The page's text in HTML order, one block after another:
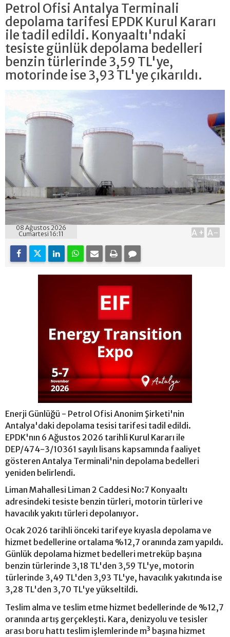
Petrol Ofisi Antalya Terminali
depolama tarifesi EPDK Kurul Kararı
ile tadil edildi. Konyaaltı'ndaki
tesiste günlük depolama bedelleri
benzin türlerinde 3,59 TL'ye,
motorinde ise 3,93 TL'ye çıkarıldı.
08 Ağustos 2026
Cumartesi 16:11
A+ A-
Enerji Günlüğü - Petrol Ofisi Anonim Şirketi'nin
Antalya'daki depolama tesisi tarifesi tadil edildi.
EPDK'nın 6 Ağustos 2026 tarihli Kurul Kararı ile
DEP/474-3/10361 sayılı lisans kapsamında faaliyet
gösteren Antalya Terminali'nin depolama bedelleri
yeniden belirlendi.
Liman Mahallesi Liman 2 Caddesi No:7 Konyaaltı
adresindeki tesiste benzin türleri, motorin türleri ve
havacılık yakıtı türleri depolanıyor.
Ocak 2026 tarihli önceki tarifeye kıyasla depolama ve
hizmet bedellerine ortalama %12,7 oranında zam yapıldı.
Günlük depolama hizmet bedelleri metreküp başına
benzin türlerinde 3,18 TL'den 3,59 TL'ye, motorin
türlerinde 3,49 TL'den 3,93 TL'ye, havacılık yakıtında ise
3,28 TL'den 3,70 TL'ye yükseltildi.
Teslim alma ve teslim etme hizmet bedellerinde de %12,7
oranında artış gerçekleşti. Kara, denizyolu ve tesisler
arası boru hattı teslim işlemlerinde m³ başına hizmet